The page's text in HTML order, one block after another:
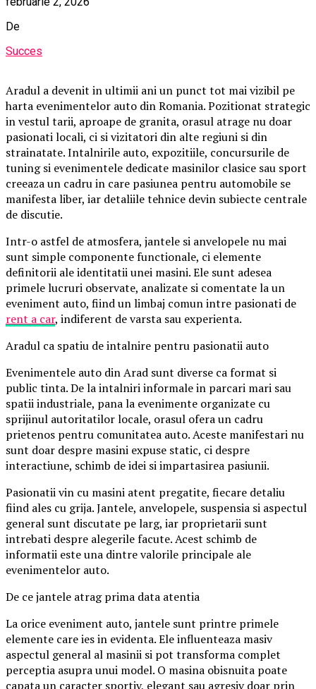
De
Succes
Aradul a devenit in ultimii ani un punct tot mai vizibil pe
harta evenimentelor auto din Romania. Pozitionat strategic
in vestul tarii, aproape de granita, orasul atrage nu doar
pasionati locali, ci si vizitatori din alte regiuni si din
strainatate. Intalnirile auto, expozitiile, concursurile de
tuning si evenimentele dedicate masinilor clasice sau sport
creeaza un cadru in care pasiunea pentru automobile se
manifesta liber, iar detaliile tehnice devin subiecte centrale
de discutie.
Intr-o astfel de atmosfera, jantele si anvelopele nu mai
sunt simple componente functionale, ci elemente
definitorii ale identitatii unei masini. Ele sunt adesea
primele lucruri observate, analizate si comentate la un
eveniment auto, fiind un limbaj comun intre pasionati de
rent a car, indiferent de varsta sau experienta.
Aradul ca spatiu de intalnire pentru pasionatii auto
Evenimentele auto din Arad sunt diverse ca format si
public tinta. De la intalniri informale in parcari mari sau
spatii industriale, pana la evenimente organizate cu
sprijinul autoritatilor locale, orasul ofera un cadru
prietenos pentru comunitatea auto. Aceste manifestari nu
sunt doar despre masini expuse static, ci despre
interactiune, schimb de idei si impartasirea pasiunii.
Pasionatii vin cu masini atent pregatite, fiecare detaliu
fiind ales cu grija. Jantele, anvelopele, suspensia si aspectul
general sunt discutate pe larg, iar proprietarii sunt
intrebati despre alegerile facute. Acest schimb de
informatii este una dintre valorile principale ale
evenimentelor auto.
De ce jantele atrag prima data atentia
La orice eveniment auto, jantele sunt printre primele
elemente care ies in evidenta. Ele influenteaza masiv
aspectul general al masinii si pot transforma complet
perceptia asupra unui model. O masina obisnuita poate
capata un caracter sportiv, elegant sau agresiv doar prin